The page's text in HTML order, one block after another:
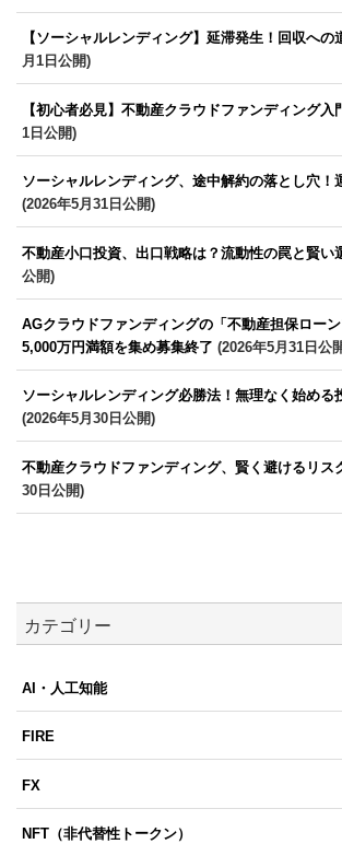
【ソーシャルレンディング】延滞発生！回収への
月1日公開)
【初心者必見】不動産クラウドファンディング入
1日公開)
ソーシャルレンディング、途中解約の落とし穴！
(2026年5月31日公開)
不動産小口投資、出口戦略は？流動性の罠と賢い
公開)
AGクラウドファンディングの「不動産担保ローン
5,000万円満額を集め募集終了 (2026年5月31日公
ソーシャルレンディング必勝法！無理なく始める
(2026年5月30日公開)
不動産クラウドファンディング、賢く避けるリス
30日公開)
カテゴリー
AI・人工知能
FIRE
FX
NFT（非代替性トークン）